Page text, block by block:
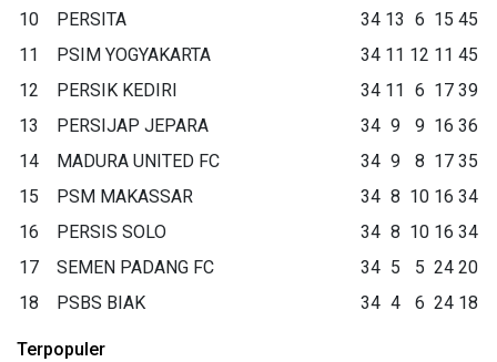
10
PERSITA 34 13 6 15 45
11
PSIM YOGYAKARTA 34 11 12 11 45
12
PERSIK KEDIRI 34 11 6 17 39
13
PERSIJAP JEPARA 34 9 9 16 36
14
MADURA UNITED FC 34 9 8 17 35
15
PSM MAKASSAR 34 8 10 16 34
16
PERSIS SOLO 34 8 10 16 34
17
SEMEN PADANG FC 34 5 5 24 20
18
PSBS BIAK 34 4 6 24 18
Terpopuler